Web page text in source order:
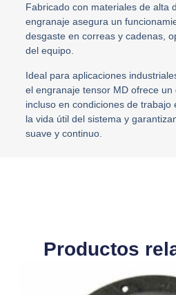
Fabricado con materiales de alta
engranaje asegura un
desgaste en correas y cadenas,
del equipo.
Ideal para aplicaciones
el engranaje tensor MD ofrece
incluso en condiciones de trabajo
la vida útil del sistema y
suave y continuo.
Productos